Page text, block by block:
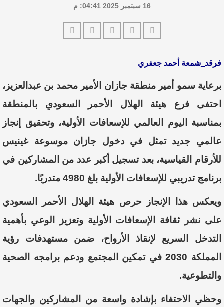
16 سبتمبر 2025 04:41: م
فرقد_شمعة أحمد جعفري
برعاية سمو أمير منطقة جازان الأمير محمد بن عبدالعزيز،
احتفى فرع هيئة الهلال الأحمر السعودي بالمنطقة
بمناسبة اليوم العالمي للإسعافات الأولية، وتحقيق إنجاز
عالمي جديد تمثل في دخول جازان موسوعة غينيس
للأرقام القياسية، بعد تسجيل أكبر عدد من المشاركين في
برنامج تدريبي للإسعافات الأولية بلغ 4980 متدربًا.
ويعكس هذا الإنجاز حرص هيئة الهلال الأحمر السعودي
على نشر ثقافة الإسعافات الأولية وتعزيز الوعي بأهمية
التدخل السريع لإنقاذ الأرواح، ضمن مستهدفات رؤية
المملكة 2030 في تمكين المجتمع ودعم برامجه الصحية
والتطوعية.
وحظي الاحتفاء بإشادة واسعة من المشاركين والجهات